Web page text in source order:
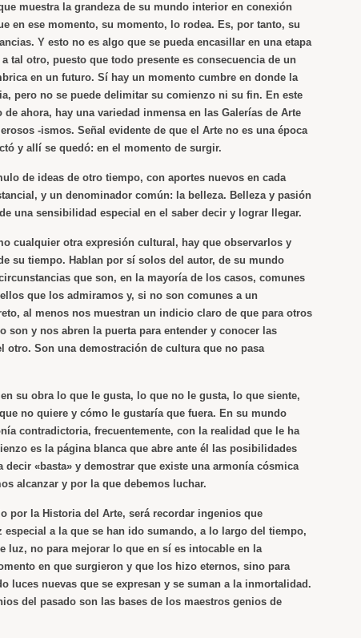
muestra la grandeza de su mundo interior en conexión
en ese momento, su momento, lo rodea. Es, por tanto, su
Y esto no es algo que se pueda encasillar en una etapa
tal otro, puesto que todo presente es consecuencia de un
en un futuro. Sí hay un momento cumbre en donde la
pero no se puede delimitar su comienzo ni su fin. En este
de ahora, hay una variedad inmensa en las Galerías de Arte
-ismos. Señal evidente de que el Arte no es una época
y allí se quedó: en el momento de surgir.
de ideas de otro tiempo, con aportes nuevos en cada
y un denominador común: la belleza. Belleza y pasión
una sensibilidad especial en el saber decir y lograr llegar.
cualquier otra expresión cultural, hay que observarlos y
su tiempo. Hablan por sí solos del autor, de su mundo
que son, en la mayoría de los casos, comunes
que los admiramos y, si no son comunes a un
al menos nos muestran un indicio claro de que para otros
son y nos abren la puerta para entender y conocer las
otro. Son una demostración de cultura que no pasa
su obra lo que le gusta, lo que no le gusta, lo que siente,
no quiere y cómo le gustaría que fuera. En su mundo
contradictoria, frecuentemente, con la realidad que le ha
es la página blanca que abre ante él las posibilidades
decir «basta» y demostrar que existe una armonía cósmica
alcanzar y por la que debemos luchar.
por la Historia del Arte, será recordar ingenios que
especial a la que se han ido sumando, a lo largo del tiempo,
luz, no para mejorar lo que en sí es intocable en la
en que surgieron y que los hizo eternos, sino para
luces nuevas que se expresan y se suman a la inmortalidad.
del pasado son las bases de los maestros genios de